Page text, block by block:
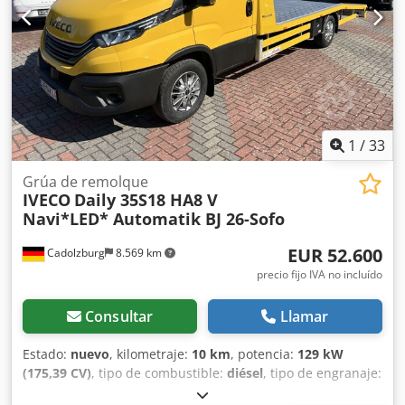
1 /33
Cadolzburg 8.569 km
Grúa de remolque
IVECO Daily 35S18 HA8 V
Navi*LED* Automatik BJ 26-Sofo
EUR 52.600
precio fijo IVA no incluído
Consultar Llamar
Estado: nuevo, kilometraje: 10 km, potencia: 129 kW
(175,39 CV), tipo de combustible: diésel, tipo de engranaje:
3.500 kg